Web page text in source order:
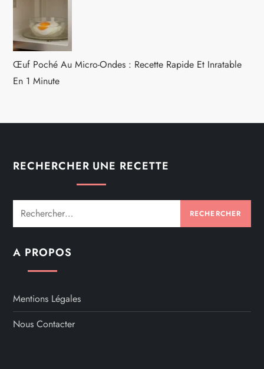
Œuf Poché Au Micro-Ondes : Recette Rapide Et Inratable
En 1 Minute
RECHERCHER UNE RECETTE
Rechercher :
A PROPOS
Mentions Légales
Nous Contacter